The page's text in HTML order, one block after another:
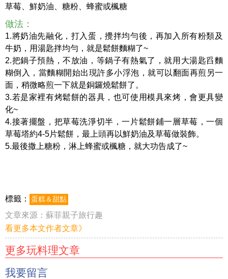
草莓、鮮奶油、糖粉、蜂蜜或楓糖
做法：
1.將奶油先融化，打入蛋，攪拌均勻後，再加入所有粉類及
牛奶，用湯匙拌均勻，就是鬆餅麵糊了~
2.把鍋子預熱，不放油，等鍋子有熱氣了，就用大湯匙舀麵
糊倒入，當麵糊開始出現許多小浮泡，就可以翻面再煎另一
面，稍微略煎一下就是銅鑼燒鬆餅了。
3.若是家裡有烤鬆餅的器具，也可使用模具來烤，會更具變
化~
4.接著擺盤，把草莓洗淨切半，一片鬆餅鋪一層草莓，一個
草莓塔約4-5片鬆餅，最上頭再以鮮奶油及草莓做裝飾。
5.最後撒上糖粉，淋上蜂蜜或楓糖，就大功告成了~
標籤： 蛋糕＆甜點
文章來源： 蘇菲親子旅行趣
看更多本文作者文章》
更多玩料理文章
我要留言